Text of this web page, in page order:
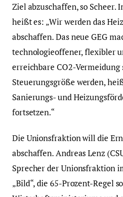
Ziel abzuschaffen, so Scheer.
heißt es: „Wir werden das
abschaffen. Das neue GEG
technologieoffener, flexibler
erreichbare CO2-
Steuerungsgröße werden,
Sanierungs- und
fortsetzen.“
Die Unionsfraktion will die
abschaffen. Andreas Lenz
Sprecher der Unionsfraktion
„Bild“, die 65-Prozent-Regel